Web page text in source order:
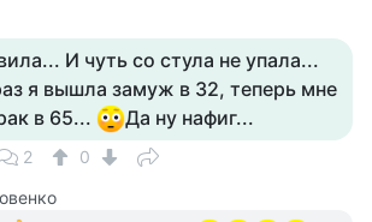
И чуть со стула не упала...
я вышла замуж в 32, теперь мне
в 65...
Да ну нафиг...
2
0